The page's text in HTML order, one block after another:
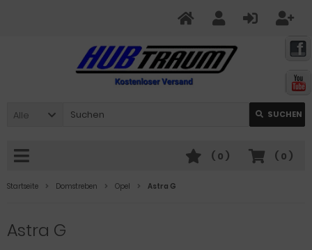
Alle SUCHEN
( 0 )
( 0 )
Startseite Domstreben Opel Astra G
Astra G